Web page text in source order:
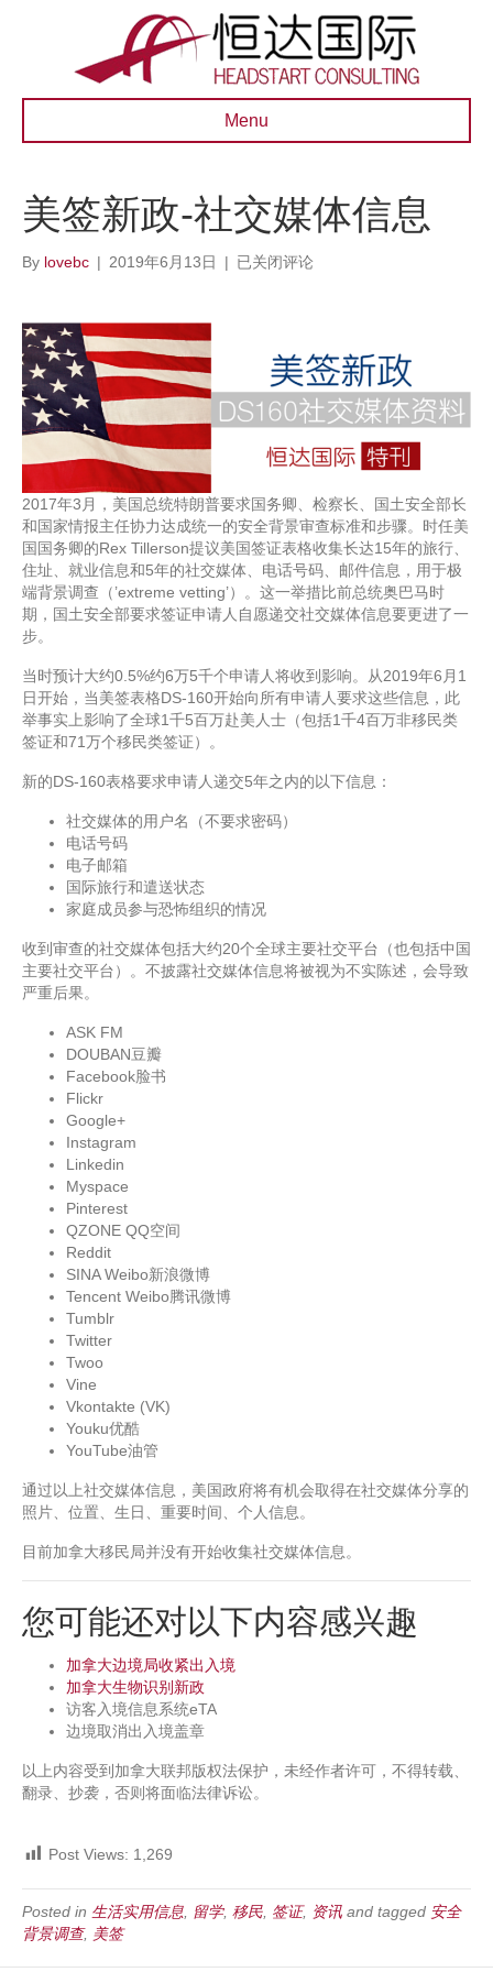
Menu
美签新政-社交媒体信息
By lovebc | 2019年6月13日 | 美
媒
体
已关闭评论
2017年3月，美国总统特朗普要求国务卿、检察长、国土安全部长
和国家情报主任协力达成统一的安全背景审查标准和步骤。时任美
国国务卿的Rex Tillerson提议美国签证表格收集长达15年的旅行、
住址、就业信息和5年的社交媒体、电话号码、邮件信息，用于极
端背景调查（’extreme vetting’）。这一举措比前总统奥巴马时
期，国土安全部要求签证申请人自愿递交社交媒体信息要更进了一
步。
当时预计大约0.5%约6万5千个申请人将收到影响。从2019年6月1
日开始，当美签表格DS-160开始向所有申请人要求这些信息，此
举事实上影响了全球1千5百万赴美人士（包括1千4百万非移民类
签证和71万个移民类签证）。
新的DS-160表格要求申请人递交5年之内的以下信息：
社交媒体的用户名（不要求密码）
电话号码
电子邮箱
国际旅行和遣送状态
家庭成员参与恐怖组织的情况
收到审查的社交媒体包括大约20个全球主要社交平台（也包括中国
主要社交平台）。不披露社交媒体信息将被视为不实陈述，会导致
严重后果。
ASK FM
DOUBAN豆瓣
Facebook脸书
Flickr
Google+
Instagram
Linkedin
Myspace
Pinterest
QZONE QQ空间
Reddit
SINA Weibo新浪微博
Tencent Weibo腾讯微博
Tumblr
Twitter
Twoo
Vine
Vkontakte (VK)
Youku优酷
YouTube油管
通过以上社交媒体信息，美国政府将有机会取得在社交媒体分享的
照片、位置、生日、重要时间、个人信息。
目前加拿大移民局并没有开始收集社交媒体信息。
您可能还对以下内容感兴趣
加拿大边境局收紧出入境
加拿大生物识别新政
访客入境信息系统eTA
边境取消出入境盖章
以上内容受到加拿大联邦版权法保护，未经作者许可，不得转载、
翻录、抄袭，否则将面临法律诉讼。
Post Views: 1,269
Posted in 生活实用信息, 留学, 移民, 签证, 资讯 and tagged 安全
背景调查, 美签